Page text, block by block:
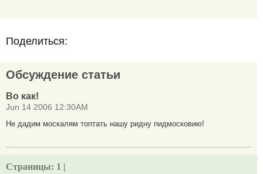
Поделиться:
Обсуждение статьи
Во как!
Jun 14 2006 12:30AM
Не дадим москалям топтать нашу ридну пидмосковию!
Страницы: 1 |